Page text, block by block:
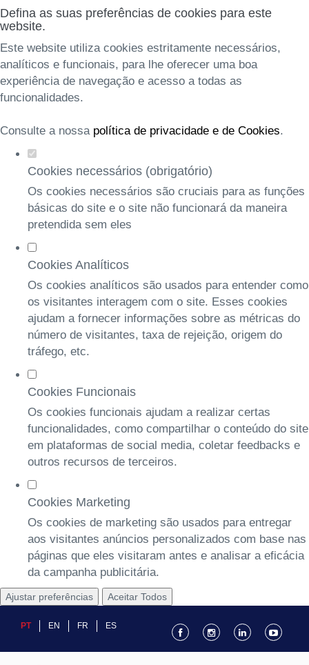
Defina as suas preferências de cookies para este
website.
Este website utiliza cookies estritamente necessários,
analíticos e funcionais, para lhe oferecer uma boa
experiência de navegação e acesso a todas as
funcionalidades.
Consulte a nossa política de privacidade e de Cookies.
Cookies necessários (obrigatório)
Os cookies necessários são cruciais para as funções
básicas do site e o site não funcionará da maneira
pretendida sem eles
Cookies Analíticos
Os cookies analíticos são usados para entender como
os visitantes interagem com o site. Esses cookies
ajudam a fornecer informações sobre as métricas do
número de visitantes, taxa de rejeição, origem do
tráfego, etc.
Cookies Funcionais
Os cookies funcionais ajudam a realizar certas
funcionalidades, como compartilhar o conteúdo do site
em plataformas de social media, coletar feedbacks e
outros recursos de terceiros.
Cookies Marketing
Os cookies de marketing são usados para entregar
aos visitantes anúncios personalizados com base nas
páginas que eles visitaram antes e analisar a eficácia
da campanha publicitária.
Ajustar preferências Aceitar Todos
PT EN FR ES